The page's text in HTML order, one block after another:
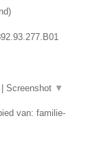
)
| Screenshot ▼
van: familie-